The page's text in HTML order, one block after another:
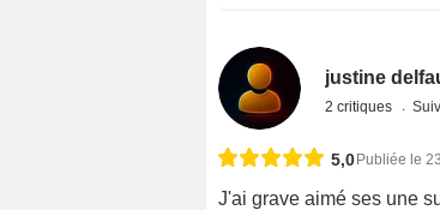
justine
2 critiques
5,0 Publiée le
J'ai grave aimé ses une